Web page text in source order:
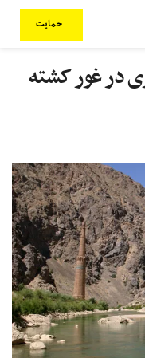
حمایت
در غور کشته